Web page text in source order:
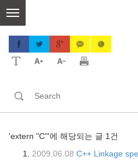
content
'extern "C"'에 해당되는 글 1건
2009.06.08 C++ Linkage